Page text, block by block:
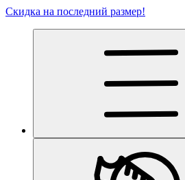
Скидка на последний размер!